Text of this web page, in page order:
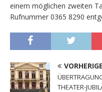
einem möglichen zweiten
Rufnummer 0365 8290
THEATER-